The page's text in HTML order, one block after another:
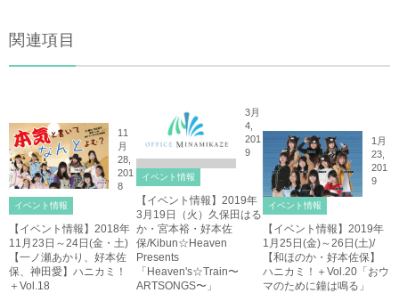
関連項目
11
月
28,
201
8
イベント情報
【イベント情報】2018年
11月23日～24日(金・土)
【一ノ瀬あかり、好本佐
保、神田愛】ハニカミ！
＋Vol.18
3月
4,
201
9
イベント情報
【イベント情報】2019年
3月19日（火）久保田はる
か・宮本裕・好本佐
保/Kibun☆Heaven
Presents
「Heaven's☆Train〜
ARTSONGS〜」
1月
23,
201
9
イベント情報
【イベント情報】2019年
1月25日(金)～26日(土)/
【和ほのか・好本佐保】
ハニカミ！＋Vol.20「おウ
マのために鐘は鳴る」